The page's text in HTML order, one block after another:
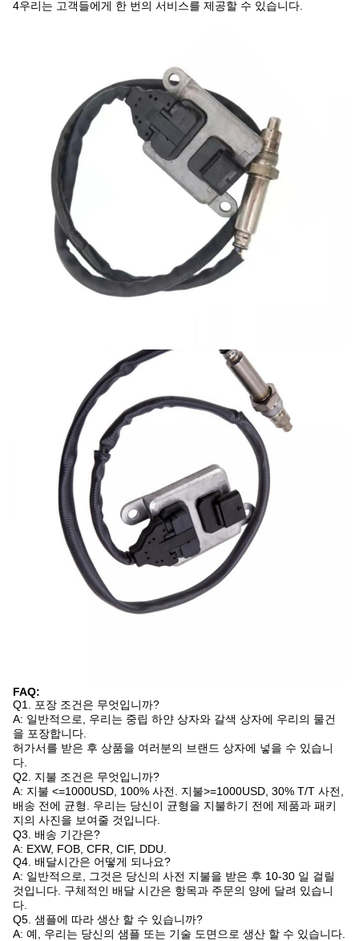
4우리는 고객들에게 한 번의 서비스를 제공할 수 있습니다.
FAQ:
Q1. 포장 조건은 무엇입니까?
A: 일반적으로, 우리는 중립 하얀 상자와 갈색 상자에 우리의 물건
을 포장합니다.
허가서를 받은 후 상품을 여러분의 브랜드 상자에 넣을 수 있습니
다.
Q2. 지불 조건은 무엇입니까?
A: 지불 <=1000USD, 100% 사전. 지불>=1000USD, 30% T/T 사전,
배송 전에 균형. 우리는 당신이 균형을 지불하기 전에 제품과 패키
지의 사진을 보여줄 것입니다.
Q3. 배송 기간은?
A: EXW, FOB, CFR, CIF, DDU.
Q4. 배달시간은 어떻게 되나요?
A: 일반적으로, 그것은 당신의 사전 지불을 받은 후 10-30 일 걸릴
것입니다. 구체적인 배달 시간은 항목과 주문의 양에 달려 있습니
다.
Q5. 샘플에 따라 생산 할 수 있습니까?
A: 예, 우리는 당신의 샘플 또는 기술 도면으로 생산 할 수 있습니다.